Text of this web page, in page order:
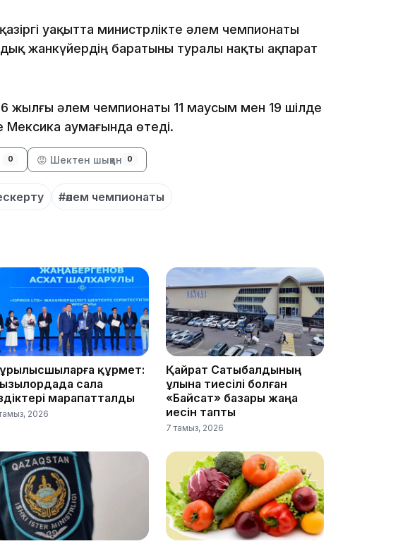
уақытта министрлікте әлем чемпионаты
жанкүйердің баратыны туралы нақты ақпарат
жылғы әлем чемпионаты 11 маусым мен 19 шілде
аумағында өтеді.
0 😡 Шектен шыққан 0
#әлем чемпионаты
құрмет:
сала
марапатталды
2026
Қайрат Сатыбалдының
ұлына тиесілі болған
«Байсат» базары жаңа
иесін тапты
7 тамыз, 2026